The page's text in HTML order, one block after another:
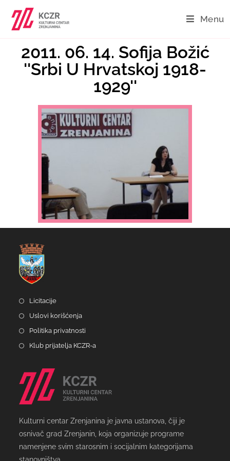
Menu
2011. 06. 14. Sofija Božić
''Srbi U Hrvatskoj 1918-
1929''
Licitacije
Uslovi korišćenja
Politika privatnosti
Klub prijatelja KCZR-a
Kulturni centar Zrenjanina je javna ustanova, čiji je
osnivač grad Zrenjanin, koja organizuje programe
namenjene svim starosnim i socijalnim kategorijama